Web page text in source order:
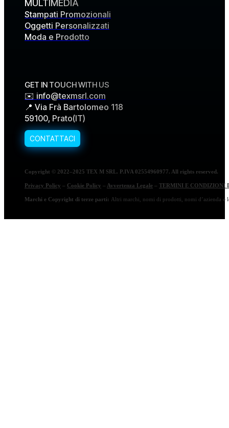
MULTIMEDIA
Stampati Promozionali
Oggetti Personalizzati
Moda e Prodotto
GET IN TOUCH WITH US
✉️ info@texmsrl.com
📍 Via Frà Bartolomeo 118
59100, Prato(IT)
Copyright © 2022–2025 TEX M SRL. P.IVA 02554960977. All rights reserved.
Privacy Policy – Cookie Policy – Avvertenza Legale – TERMINI E CONDIZIONI
Marchi e Copyright di terze parti: Altri marchi, nomi di prodotti, nomi d’azienda e